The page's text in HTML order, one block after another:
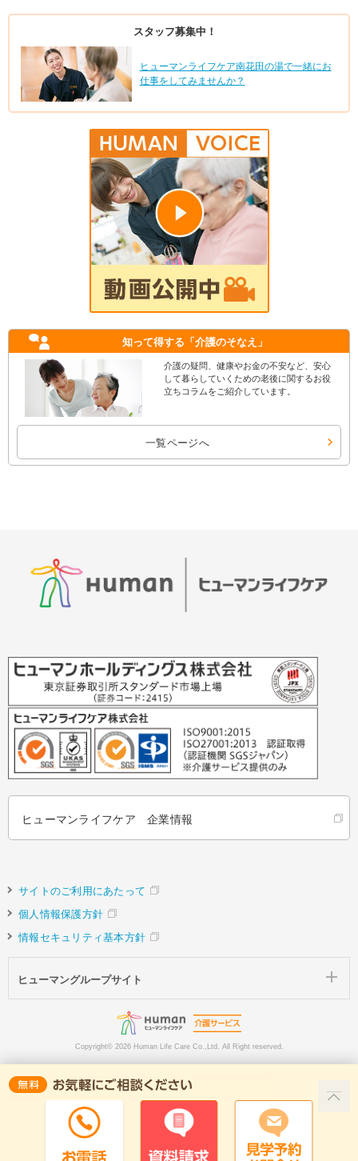
スタッフ募集中！
ヒューマンライフケア南花田の湯で一緒にお
仕事をしてみませんか？
知って得する 「介護のそなえ」
介護の疑問、健康やお金の不安など、安心
して暮らしていくための老後に関するお役
立ちコラムをご紹介しています。
一覧ページへ
ヒューマンライフケア 企業情報
サイトのご利用にあたって
個人情報保護方針
情報セキュリティ基本方針
ヒューマングループサイト
Copyright© 2026 Human Life Care Co.,Ltd. All Right reserved.